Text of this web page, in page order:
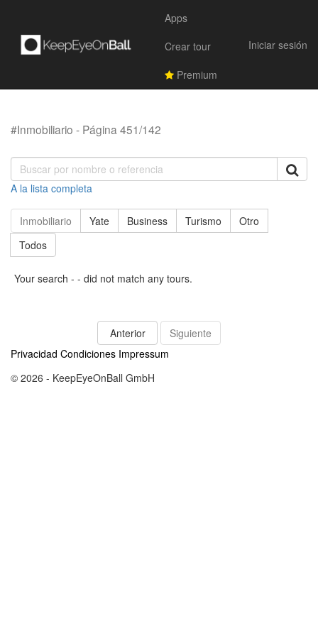
Apps
Crear tour
Premium
Iniciar sesión
#Inmobiliario - Página 451/142
A la lista completa
Inmobiliario Yate Business Turismo
Otro
Todos
Your search - - did not match any tours.
Anterior
Siguiente
Privacidad Condiciones Impressum
© 2026 - KeepEyeOnBall GmbH